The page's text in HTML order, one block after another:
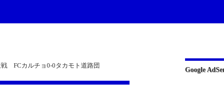
FCカルチョ0-0タカモト道路団
Google